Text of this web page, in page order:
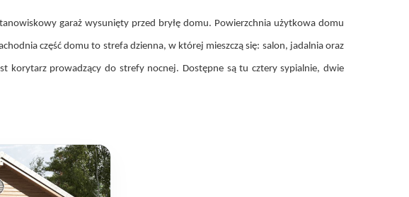
garaż wysunięty przed bryłę domu. Powierzchnia użytkowa domu
część domu to strefa dzienna, w której mieszczą się: salon, jadalnia oraz
korytarz prowadzący do strefy nocnej. Dostępne są tu cztery sypialnie, dwie